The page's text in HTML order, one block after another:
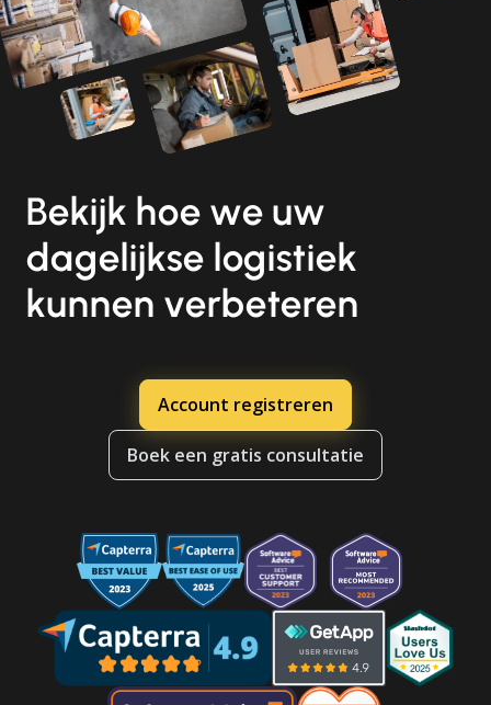
Bekijk hoe we uw
dagelijkse logistiek
kunnen verbeteren
Account registreren
Boek een gratis consultatie